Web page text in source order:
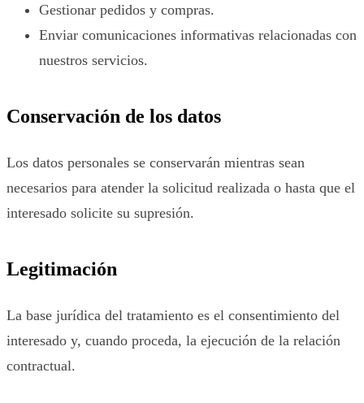
Gestionar pedidos y compras.
Enviar comunicaciones informativas relacionadas con
nuestros servicios.
Conservación de los datos
Los datos personales se conservarán mientras sean
necesarios para atender la solicitud realizada o hasta que el
interesado solicite su supresión.
Legitimación
La base jurídica del tratamiento es el consentimiento del
interesado y, cuando proceda, la ejecución de la relación
contractual.